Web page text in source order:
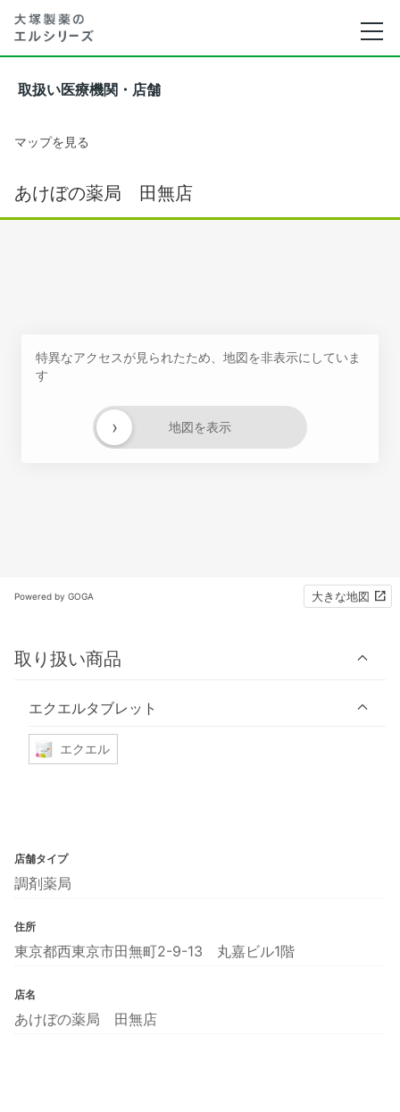
取扱い医療機関・店舗
マップを見る
あけぼの薬局 田無店
特異なアクセスが見られたため、地図を非表示にしていま
す
地図を表示
›
Powered by GOGA 大きな地図
取り扱い商品
エクエルタブレット
エクエル
店舗タイプ
調剤薬局
住所
東京都西東京市田無町2-9-13 丸嘉ビル1階
店名
あけぼの薬局 田無店